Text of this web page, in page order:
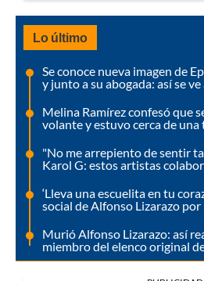
Lo último
Se conoce nueva imagen de
y junto a su abogada: así se
Melina Ramírez confesó que
volante y estuvo cerca de una
"No me arrepiento de sentir
Karol G: estos artistas
‘Lleva una escuelita en tu
social de Alfonso Lizarazo por
Murió Alfonso Lizarazo: así
miembro del elenco original